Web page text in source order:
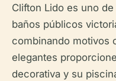
Clifton Lido es uno
baños públicos
combinando motivos
elegantes
decorativa y su